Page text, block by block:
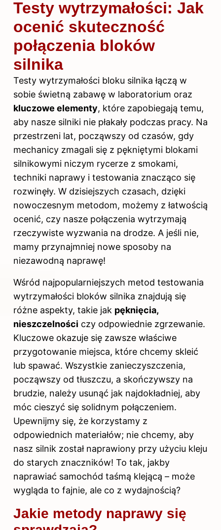
Testy wytrzymałości: Jak
ocenić skuteczność
połączenia bloków
silnika
Testy wytrzymałości bloku silnika łączą w
sobie świetną zabawę w laboratorium oraz
kluczowe elementy, które zapobiegają temu,
aby nasze silniki nie płakały podczas pracy. Na
przestrzeni lat, począwszy od czasów, gdy
mechanicy zmagali się z pękniętymi blokami
silnikowymi niczym rycerze z smokami,
techniki naprawy i testowania znacząco się
rozwinęły. W dzisiejszych czasach, dzięki
nowoczesnym metodom, możemy z łatwością
ocenić, czy nasze połączenia wytrzymają
rzeczywiste wyzwania na drodze. A jeśli nie,
mamy przynajmniej nowe sposoby na
niezawodną naprawę!
Wśród najpopularniejszych metod testowania
wytrzymałości bloków silnika znajdują się
różne aspekty, takie jak pęknięcia,
nieszczelności czy odpowiednie zgrzewanie.
Kluczowe okazuje się zawsze właściwe
przygotowanie miejsca, które chcemy skleić
lub spawać. Wszystkie zanieczyszczenia,
począwszy od tłuszczu, a skończywszy na
brudzie, należy usunąć jak najdokładniej, aby
móc cieszyć się solidnym połączeniem.
Upewnijmy się, że korzystamy z
odpowiednich materiałów; nie chcemy, aby
nasz silnik został naprawiony przy użyciu kleju
do starych znaczników! To tak, jakby
naprawiać samochód taśmą klejącą – może
wygląda to fajnie, ale co z wydajnością?
Jakie metody naprawy się